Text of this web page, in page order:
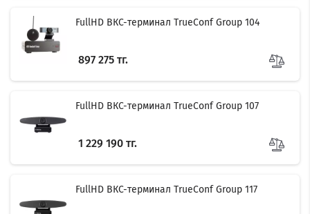
FullHD ВКС-терминал TrueConf Group 104
897 275 тг.
FullHD ВКС-терминал TrueConf Group 107
1 229 190 тг.
FullHD ВКС-терминал TrueConf Group 117